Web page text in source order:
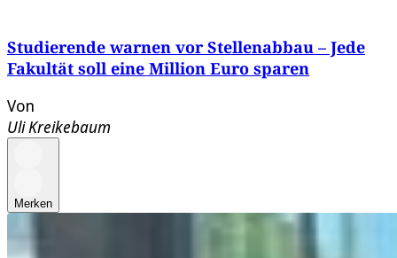
Studierende warnen vor Stellenabbau – Jede
Fakultät soll eine Million Euro sparen
Von
Uli Kreikebaum
Merken